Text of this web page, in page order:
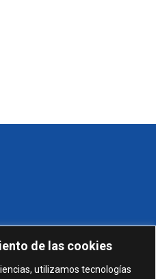
de las cookies
utilizamos tecnologías